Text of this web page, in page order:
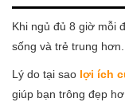
Khi ngủ đủ 8 giờ mỗi
sống và trẻ trung hơn.
Lý do tại sao lợi ích
giúp bạn trông đẹp